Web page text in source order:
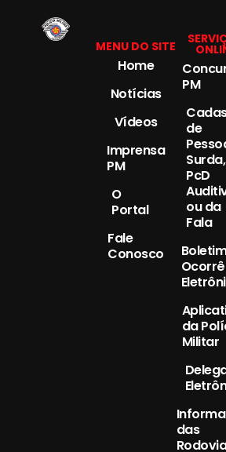
MENU DO SITE
Home
Notícias
Vídeos
Imprensa
PM
O
Portal
Fale
Conosco
PM
de
PcD
ou da
Fala
da
Militar
das